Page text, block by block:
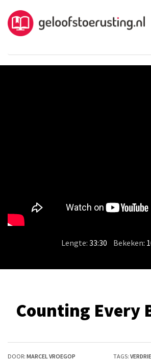
Lengte: 33:30 Bekeken:
Counting Every
DOOR: MARCEL VROEGOP TAGS: